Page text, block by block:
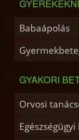
Babaápolás
GYAKORI
Orvosi